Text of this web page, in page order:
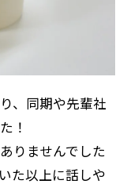
、同期や先輩社
！
りませんでした
た以上に話しや